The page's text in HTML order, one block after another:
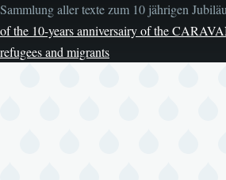
Sammlung aller texte zum 10 jährigen
of the 10-years anniversairy of the
refugees and migrants